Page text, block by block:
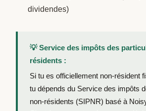
dividendes)
💡 Service des impôts des
résidents :
Si tu es officiellement non-résident
tu dépends du Service des impôts
non-résidents (SIPNR) basé à